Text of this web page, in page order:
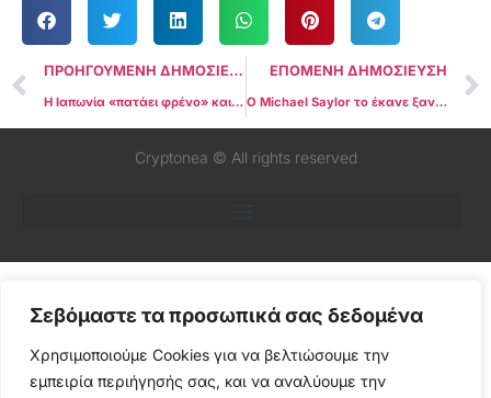
Σεβόμαστε τα προσωπικά σας δεδομένα
Χρησιμοποιούμε Cookies για να βελτιώσουμε την
εμπειρία περιήγησής σας, και να αναλύουμε την
ΠΡΟΗΓΟΥΜΕΝΗ ΔΗΜΟΣΙΕΥΣΗ
Η Ιαπωνία «πατάει φρένο» και το Bitcoin τρέμει: Έρχεται νέο sell-off μετά την αύξηση επιτοκίων της BoJ;
ΕΠΟΜΕΝΗ ΔΗΜΟΣΙΕΥΣΗ
Ο Michael Saylor το έκανε ξανά: Νέο σοκ στην αγορά με αγορά Bitcoin σχεδόν $1 ΔΙΣ!
Cryptonea © All rights reserved